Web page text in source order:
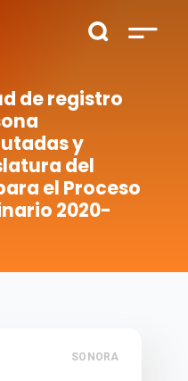
de registro
y
del
el Proceso
2020-
SONORA